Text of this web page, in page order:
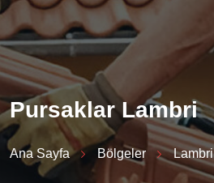
Pursaklar Lambri
Ana Sayfa Bölgeler Lambri